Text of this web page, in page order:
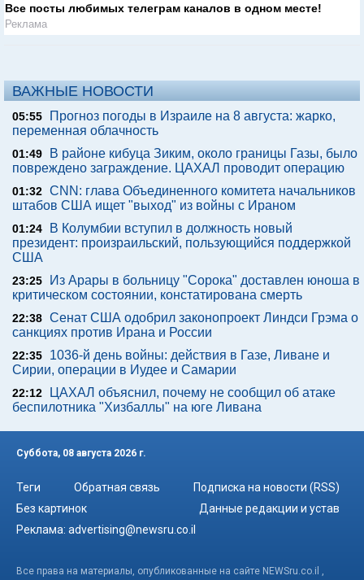
Все посты любимых телеграм каналов в одном месте!
Реклама
ВАЖНЫЕ НОВОСТИ
05:55
Прогноз погоды в Израиле на 8 августа: жарко,
переменная облачность
01:49
В районе кибуца Зиким, около границы Газы, было
повреждено заграждение. ЦАХАЛ проводит операцию
01:32 CNN: глава Объединенного комитета начальников
штабов США ищет "выход" из войны с Ираном
01:24
В Колумбии вступил в должность новый
президент: произраильский, пользующийся поддержкой
США
23:25
Из Арары в больницу "Сорока" доставлен юноша в
критическом состоянии, констатирована смерть
22:38 Сенат США одобрил законопроект Линдси Грэма о
санкциях против Ирана и России
22:35
1036-й день войны: действия в Газе, Ливане и
Сирии, операции в Иудее и Самарии
22:12
ЦАХАЛ объяснил, почему не сообщил об атаке
беспилотника "Хизбаллы" на юге Ливана
Суббота, 08 августа 2026 г.
Теги Обратная связь
Подписка на новости (RSS)
Без картинок
Данные редакции и устав
Реклама: advertising@newsru.co.il
Все права на материалы, опубликованные на сайте NEWSru.co.il ,